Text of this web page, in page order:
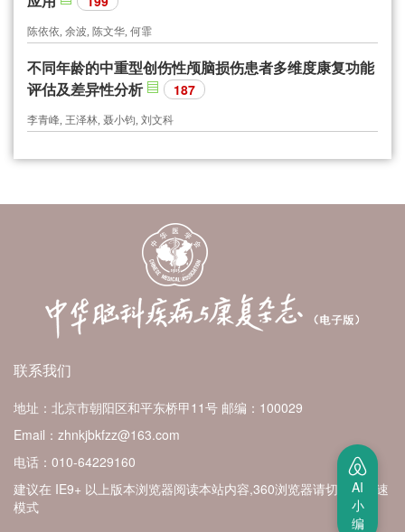
陈依依, 余波, 陈文华, 何霏
不同年龄的中重型创伤性颅脑损伤患者多维度康复功能
评估及差异性分析
187
李青峰, 王泽林, 聂小钧, 刘文科
联系我们
地址：北京市朝阳区和平东桥甲11号 邮编：100029
Email：zhnkjbkfzz@163.com
电话：010-64229160
建议在 IE9+ 以上版本浏览器阅读本站内容,360浏览器请切换至极速
模式
AI
小
编